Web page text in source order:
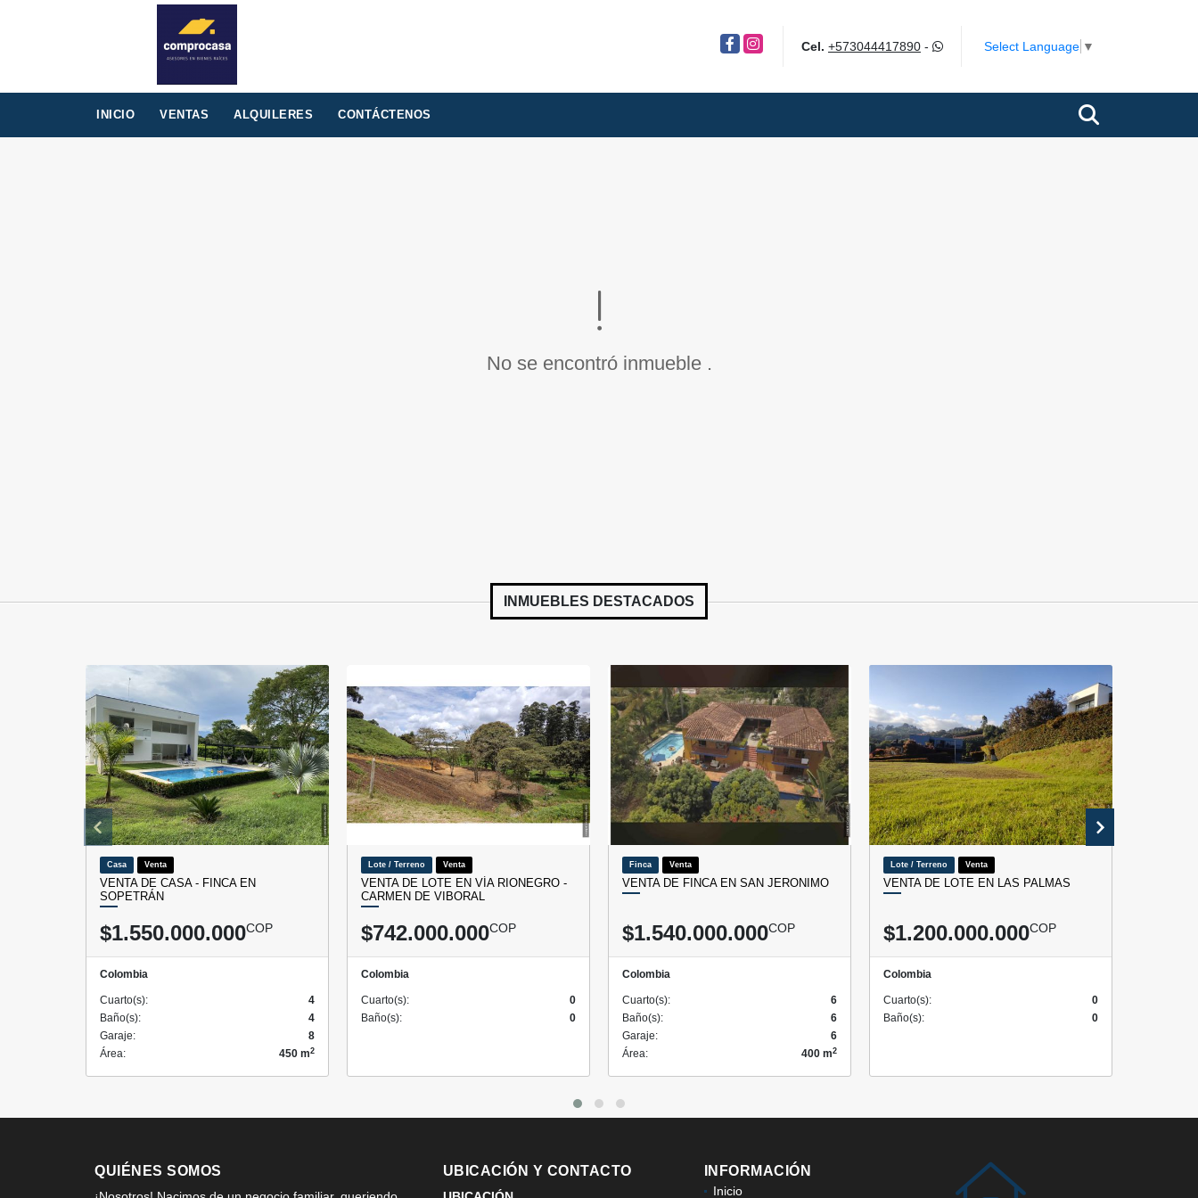
FacebookInstagram Cel. +573044417890- Select Language ▼
INICIO VENTAS ALQUILERES CONTÁCTENOS
No se encontró inmueble .
INMUEBLES DESTACADOS
Casa Venta
VENTA DE CASA - FINCA EN
SOPETRÁN
$1.550.000.000COP
Colombia
Cuarto(s):
4
Baño(s):
4
Garaje:
8
Área:
450 m2
Lote / Terreno Venta
VENTA DE LOTE EN VÍA RIONEGRO -
CARMEN DE VIBORAL
$742.000.000COP
Colombia
Cuarto(s):
0
Baño(s):
0
Finca Venta
VENTA DE FINCA EN SAN JERONIMO
$1.540.000.000COP
Colombia
Cuarto(s):
6
Baño(s):
6
Garaje:
6
Área:
400 m2
Lote / Terreno Venta
VENTA DE LOTE EN LAS PALMAS
$1.200.000.000COP
Colombia
Cuarto(s):
0
Baño(s):
0
QUIÉNES SOMOS UBICACIÓN Y CONTACTO INFORMACIÓN
Inicio